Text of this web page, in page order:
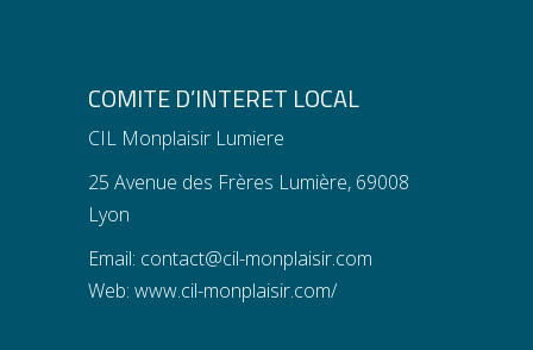
COMITE D’INTERET LOCAL
CIL Monplaisir Lumiere
25 Avenue des Frères Lumière, 69008
Lyon
Email: contact@cil-monplaisir.com
Web: www.cil-monplaisir.com/